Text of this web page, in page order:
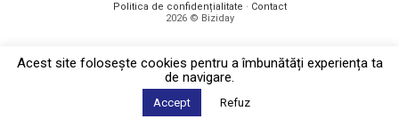
Politica de confidențialitate · Contact
2026 © Biziday
Acest site foloseşte cookies pentru a îmbunătăți experiența ta
de navigare.
Accept Refuz